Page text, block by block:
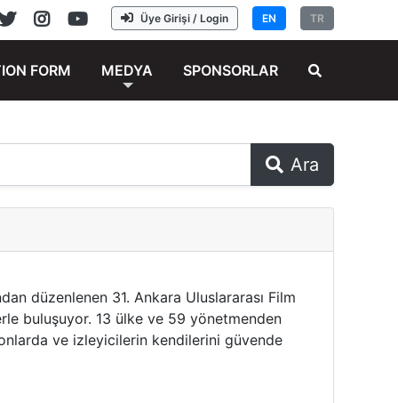
TR
EN
Üye Girişi / Login
FORM MEDYA SPONSORLAR
Ara
düzenlenen 31. Ankara Uluslararası Film
buluşuyor. 13 ülke ve 59 yönetmenden
ve izleyicilerin kendilerini güvende